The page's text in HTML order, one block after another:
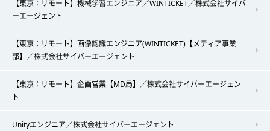
【東京：リモート】機械学習エンジニア／WINTICKET／株式会社サイバ
ーエージェント
【東京：リモート】画像認識エンジニア(WINTICKET)【メディア事業
部】／株式会社サイバーエージェント
【東京：リモート】企画営業【MD局】／株式会社サイバーエージェン
ト
Unityエンジニア／株式会社サイバーエージェント